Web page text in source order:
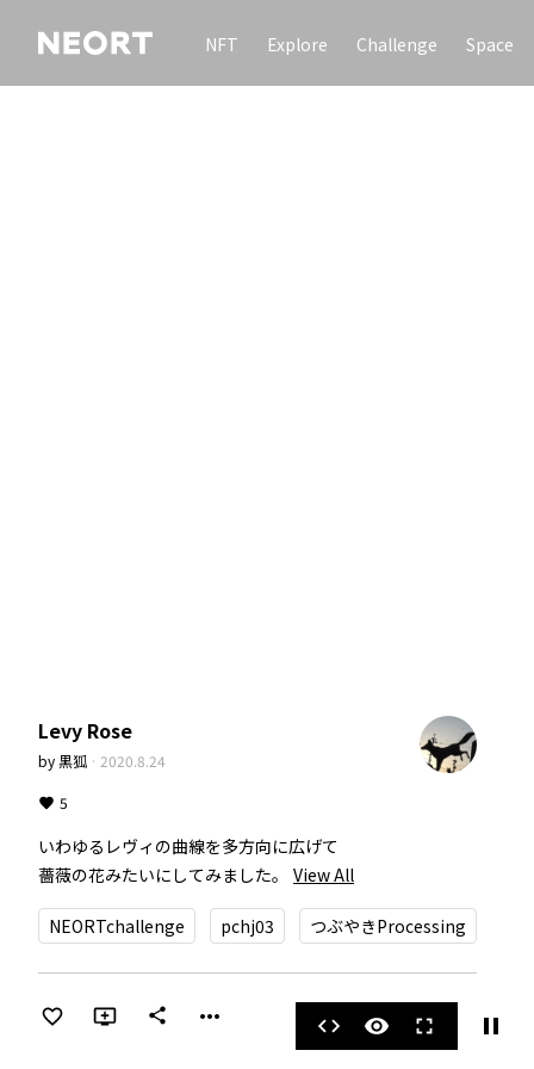
NFT Explore Challenge Space
Levy Rose
by黒狐 · 2020.8.24
5
いわゆるレヴィの曲線を多方向に広げて
薔薇の花みたいにしてみました。
View All
NEORTchallenge pchj03 つぶやきProcessing
share more_horiz code visibility fullscreen pause